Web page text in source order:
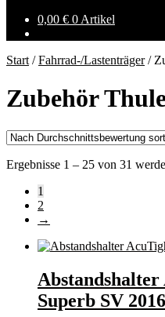
0,00 € 0 Artikel
Start /Fahrrad-/Lastenträger/
Zubehör
Ergebnisse 1 – 25 von 31
1
2
→
Superb SV 2016